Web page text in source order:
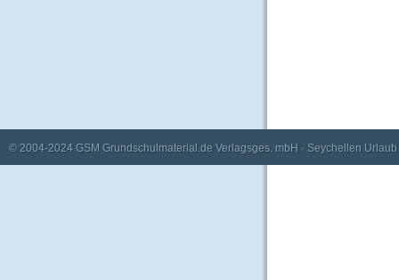
© 2004-2024 GSM Grundschulmaterial.de Verlagsges. mbH · Seychellen Urlaub